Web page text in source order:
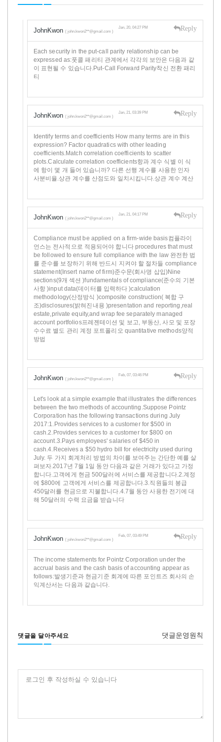
JohnKwon ( john.kwon2**@gmail.com )
Jan, 20, 04:27 PM Reply
Each security in the put-call parity relationship can be
expressed as:풋콜 패리티 관계에서 각각의 보안은 다음과 같
이 표현될 수 있습니다.Put-Call Forward Parity착신 전환 패리
티
JohnKwon ( john.kwon2**@gmail.com )
Jan, 21, 03:39 PM Reply
Identify terms and coefficients How many terms are in this
expression? Factor quadratics with other leading
coefficients.Match correlation coefficients to scatter
plots.Calculate correlation coefficients항과 계수 식별 이 식
에 항이 몇 개 들어 있습니까? 다른 선행 계수를 사용한 인자
사분비율.상관 계수를 산점도와 일치시킵니다.상관 계수 계산
JohnKwon ( john.kwon2**@gmail.com )
Jan, 21, 04:17 PM Reply
Compliance must be applied on a firm-wide basis컴플라이
언스는 전사적으로 적용되어야 합니다 procedures that must
be followed to ensure full compliance with the law 완전한 법
률 준수를 보장하기 위해 반드시 지켜야 할 절차들 compliance
statement(Insert name of firm)준수문(회사명 삽입)Nine
sections(9개 섹션 )fundamentals of compliance(준수의 기본
사항 )input data(데이터를 입력하다 )calculation
methodology(산정방식 )composite construction( 복합 구
조)disclosures(밝혀진내용 )presentation and reporting,real
estate,private equity,and wrap fee separately managed
account portfolios프레젠테이션 및 보고, 부동산, 사모 및 포장
수수료 별도 관리 계정 포트폴리오 quantitative methods양적
방법
JohnKwon ( john.kwon2**@gmail.com )
Feb, 07, 03:46 PM Reply
Let's look at a simple example that illustrates the differences
between the two methods of accounting.Suppose Pointz
Corporation has the following transactions during July
2017:1.Provides services to a customer for $500 in
cash.2.Provides services to a customer for $800 on
account.3.Pays employees' salaries of $450 in
cash.4.Receives a $50 hydro bill for electricity used during
July. 두 가지 회계처리 방법의 차이를 보여주는 간단한 예를 살
펴보자.2017년 7월 1일 동안 다음과 같은 거래가 있다고 가정
합니다.고객에게 현금 500달러에 서비스를 제공합니다.2.계정
에 $800에 고객에게 서비스를 제공합니다.3.직원들의 봉급
450달러를 현금으로 지불합니다.4.7월 동안 사용한 전기에 대
해 50달러의 수력 요금을 받습니다
JohnKwon ( john.kwon2**@gmail.com )
Feb, 07, 03:49 PM Reply
The income statements for Pointz Corporation under the
accrual basis and the cash basis of accounting appear as
follows:발생기준과 현금기준 회계에 따른 포인트즈 회사의 손
익계산서는 다음과 같습니다.
댓글을 달아주세요 댓글운영원칙
로그인 후 작성하실 수 있습니다